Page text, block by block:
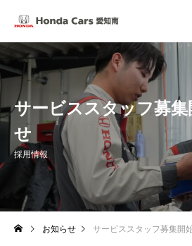
サービススタッフ募集
せ
採用情報
お知らせ サービススタッフ募集開